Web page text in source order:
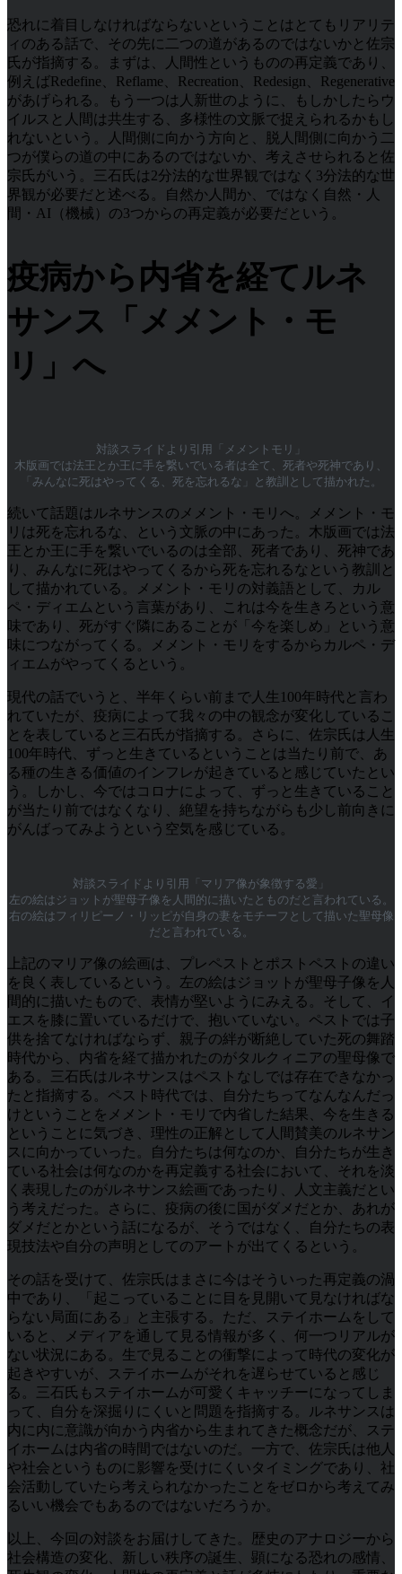
恐れに着目しなければならないということはとてもリアリテ
ィのある話で、その先に二つの道があるのではないかと佐宗
氏が指摘する。まずは、人間性というものの再定義であり、
例えばRedefine、Reflame、Recreation、Redesign、Regenerative
があげられる。もう一つは人新世のように、もしかしたらウ
イルスと人間は共生する、多様性の文脈で捉えられるかもし
れないという。人間側に向かう方向と、脱人間側に向かう二
つが僕らの道の中にあるのではないか、考えさせられると佐
宗氏がいう。三石氏は2分法的な世界観ではなく3分法的な世
界観が必要だと述べる。自然か人間か、ではなく自然・人
間・AI（機械）の3つからの再定義が必要だという。
疫病から内省を経てルネ
サンス「メメント・モ
リ」へ
対談スライドより引用「メメントモリ」
木版画では法王とか王に手を繋いでいる者は全て、死者や死神であり、
「みんなに死はやってくる、死を忘れるな」と教訓として描かれた。
続いて話題はルネサンスのメメント・モリへ。メメント・モ
リは死を忘れるな、という文脈の中にあった。木版画では法
王とか王に手を繋いでいるのは全部、死者であり、死神であ
り、みんなに死はやってくるから死を忘れるなという教訓と
して描かれている。メメント・モリの対義語として、カル
ペ・ディエムという言葉があり、これは今を生きろという意
味であり、死がすぐ隣にあることが「今を楽しめ」という意
味につながってくる。メメント・モリをするからカルペ・デ
ィエムがやってくるという。
現代の話でいうと、半年くらい前まで人生100年時代と言わ
れていたが、疫病によって我々の中の観念が変化しているこ
とを表していると三石氏が指摘する。さらに、佐宗氏は人生
100年時代、ずっと生きているということは当たり前で、あ
る種の生きる価値のインフレが起きていると感じていたとい
う。しかし、今ではコロナによって、ずっと生きていること
が当たり前ではなくなり、絶望を持ちながらも少し前向きに
がんばってみようという空気を感じている。
対談スライドより引用「マリア像が象徴する愛」
左の絵はジョットが聖母子像を人間的に描いたとものだと言われている。
右の絵はフィリピーノ・リッピが自身の妻をモチーフとして描いた聖母像
だと言われている。
上記のマリア像の絵画は、プレペストとポストペストの違い
を良く表しているという。左の絵はジョットが聖母子像を人
間的に描いたもので、表情が堅いようにみえる。そして、イ
エスを膝に置いているだけで、抱いていない。ペストでは子
供を捨てなければならず、親子の絆が断絶していた死の舞踏
時代から、内省を経て描かれたのがタルクィニアの聖母像で
ある。三石氏はルネサンスはペストなしでは存在できなかっ
たと指摘する。ペスト時代では、自分たちってなんなんだっ
けということをメメント・モリで内省した結果、今を生きる
ということに気づき、理性の正解として人間賛美のルネサン
スに向かっていった。自分たちは何なのか、自分たちが生き
ている社会は何なのかを再定義する社会において、それを淡
く表現したのがルネサンス絵画であったり、人文主義だとい
う考えだった。さらに、疫病の後に国がダメだとか、あれが
ダメだとかという話になるが、そうではなく、自分たちの表
現技法や自分の声明としてのアートが出てくるという。
その話を受けて、佐宗氏はまさに今はそういった再定義の渦
中であり、「起こっていることに目を見開いて見なければな
らない局面にある」と主張する。ただ、ステイホームをして
いると、メディアを通して見る情報が多く、何一つリアルが
ない状況にある。生で見ることの衝撃によって時代の変化が
起きやすいが、ステイホームがそれを遅らせていると感じ
る。三石氏もステイホームが可愛くキャッチーになってしま
って、自分を深掘りにくいと問題を指摘する。ルネサンスは
内に内に意識が向かう内省から生まれてきた概念だが、ステ
イホームは内省の時間ではないのだ。一方で、佐宗氏は他人
や社会というものに影響を受けにくいタイミングであり、社
会活動していたら考えられなかったことをゼロから考えてみ
るいい機会でもあるのではないだろうか。
以上、今回の対談をお届けしてきた。歴史のアナロジーから
社会構造の変化、新しい秩序の誕生、顕になる恐れの感情、